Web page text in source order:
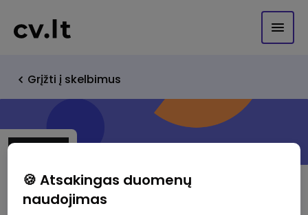
Grįžti į skelbimus
🍪 Atsakingas duomenų
naudojimas